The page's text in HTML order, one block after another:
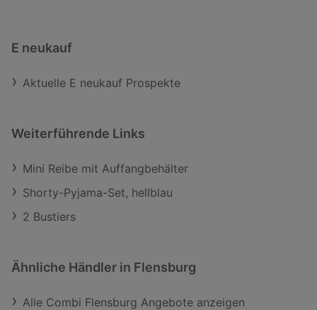
E neukauf
Aktuelle E neukauf Prospekte
Weiterführende Links
Mini Reibe mit Auffangbehälter
Shorty-Pyjama-Set, hellblau
2 Bustiers
Ähnliche Händler in Flensburg
Alle Combi Flensburg Angebote anzeigen